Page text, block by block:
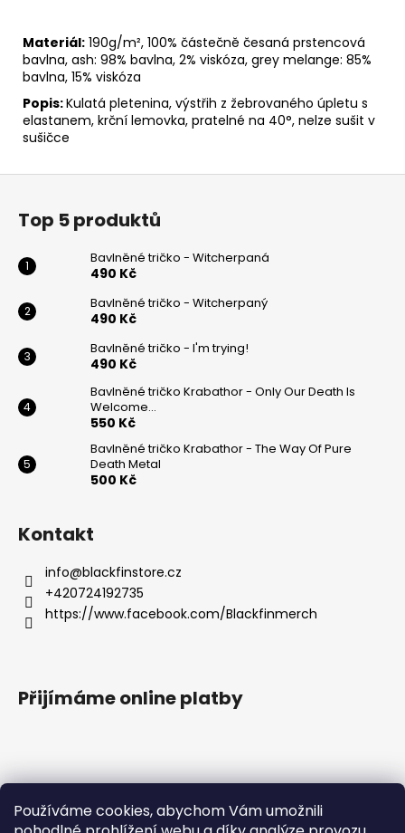
Používáme cookies, abychom Vám umožnili
Materiál: 190g/m², 100% částečně česaná prstencová
bavlna, ash: 98% bavlna, 2% viskóza, grey melange: 85%
bavlna, 15% viskóza
Popis:Kulatá pletenina, výstřih z žebrovaného úpletu s
elastanem, krční lemovka, pratelné na 40°, nelze sušit v
sušičce
Z
Top 5 produktů
Bavlněné tričko - Witcherpaná
490 Kč
Bavlněné tričko - Witcherpaný
490 Kč
Bavlněné tričko - I'm trying!
490 Kč
Bavlněné tričko Krabathor - Only Our Death Is
Welcome...
550 Kč
Bavlněné tričko Krabathor - The Way Of Pure
Death Metal
500 Kč
Kontakt
info@blackfinstore.cz
+420724192735
https://www.facebook.com/Blackfinmerch
Přijímáme online platby